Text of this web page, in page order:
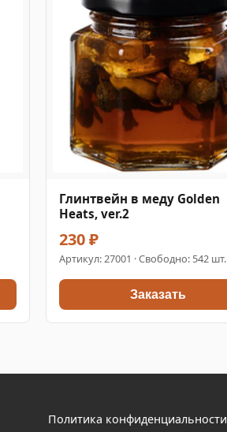
Глинтвейн в меду Golden
Heats, ver.2
230 ₽
Артикул:27001 · Свободно: 542 шт.
Заказать
Политика конфиденциальности